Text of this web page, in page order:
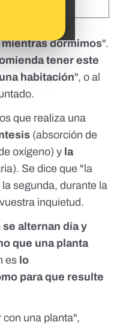
de que las
dormimos".
tener este
habitación", o al
que realiza una
(absorción de
oxígeno) y la
Se dice que "la
segunda, durante la
inquietud.
alternan día y
que una planta
es lo
para que resulte
una planta",